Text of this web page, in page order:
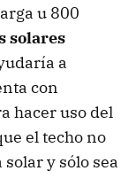
u 800
solares
a
con
hacer uso del
el techo no
y sólo sea